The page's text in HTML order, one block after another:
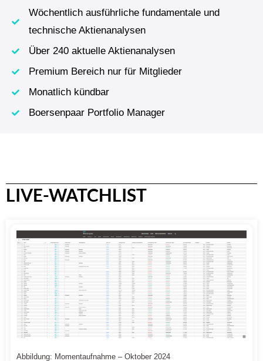
Wöchentlich ausführliche fundamentale und
technische Aktienanalysen
Über 240 aktuelle Aktienanalysen
Premium Bereich nur für Mitglieder
Monatlich kündbar
Boersenpaar Portfolio Manager
LIVE-WATCHLIST
Abbildung: Momentaufnahme – Oktober 2024